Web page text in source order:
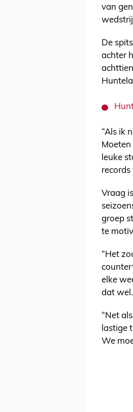
van
De
achter
“Als ik
Moeten
leuke
Vraag
groep
te
“Het
elke
dat
“Net
lastige
We